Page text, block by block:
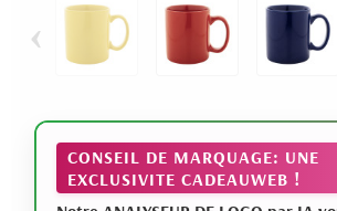
‹
CONSEIL DE MARQUAGE: UNE
EXCLUSIVITE CADEAUWEB !